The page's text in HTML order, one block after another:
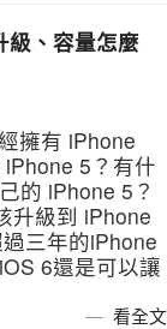
級、容量怎麼
擁有 iPhone
5？有什
的 iPhone 5？
升級到 iPhone
三年的iPhone
6還是可以讓
看全文